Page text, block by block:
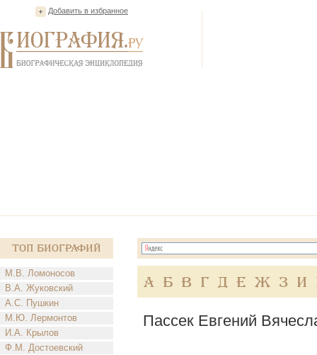
Добавить в избранное
Топ Биографий
М.В. Ломоносов
В.А. Жуковский
А.С. Пушкин
М.Ю. Лермонтов
И.А. Крылов
Ф.М. Достоевский
А Б В Г Д Е Ж З И
Пассек Евгений